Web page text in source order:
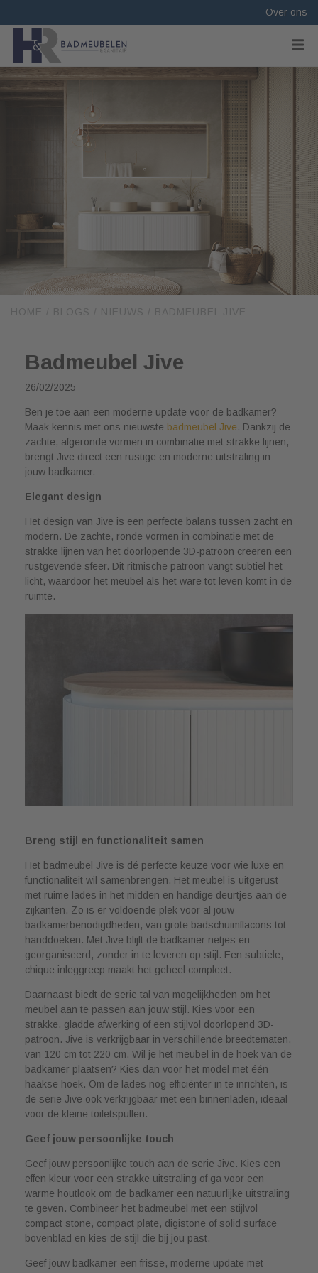
Over ons
HOME BLOGS NIEUWS BADMEUBEL JIVE
Badmeubel Jive
26/02/2025
Ben je toe aan een moderne update voor de badkamer?
Maak kennis met ons nieuwste badmeubel Jive. Dankzij de
zachte, afgeronde vormen in combinatie met strakke lijnen,
brengt Jive direct een rustige en moderne uitstraling in
jouw badkamer.
Elegant design
Het design van Jive is een perfecte balans tussen zacht en
modern. De zachte, ronde vormen in combinatie met de
strakke lijnen van het doorlopende 3D-patroon creëren een
rustgevende sfeer. Dit ritmische patroon vangt subtiel het
licht, waardoor het meubel als het ware tot leven komt in de
ruimte.
Breng stijl en functionaliteit samen
Het badmeubel Jive is dé perfecte keuze voor wie luxe en
functionaliteit wil samenbrengen. Het meubel is uitgerust
met ruime lades in het midden en handige deurtjes aan de
zijkanten. Zo is er voldoende plek voor al jouw
badkamerbenodigdheden, van grote badschuimflacons tot
handdoeken. Met Jive blijft de badkamer netjes en
georganiseerd, zonder in te leveren op stijl. Een subtiele,
chique inleggreep maakt het geheel compleet.
Daarnaast biedt de serie tal van mogelijkheden om het
meubel aan te passen aan jouw stijl. Kies voor een
strakke, gladde afwerking of een stijlvol doorlopend 3D-
patroon. Jive is verkrijgbaar in verschillende breedtematen,
van 120 cm tot 220 cm. Wil je het meubel in de hoek van de
badkamer plaatsen? Kies dan voor het model met één
haakse hoek. Om de lades nog efficiënter in te inrichten, is
de serie Jive ook verkrijgbaar met een binnenladen, ideaal
voor de kleine toiletspullen.
Geef jouw persoonlijke touch
Geef jouw persoonlijke touch aan de serie Jive. Kies een
effen kleur voor een strakke uitstraling of ga voor een
warme houtlook om de badkamer een natuurlijke uitstraling
te geven. Combineer het badmeubel met een stijlvol
compact stone, compact plate, digistone of solid surface
bovenblad en kies de stijl die bij jou past.
Geef jouw badkamer een frisse, moderne update met